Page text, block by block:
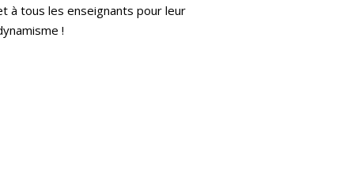
à tous les enseignants pour leur
!